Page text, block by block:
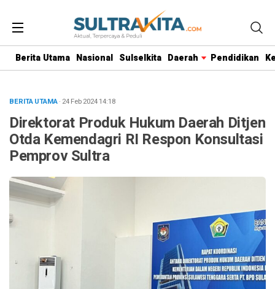
Berita Utama Nasional Sulselkita Daerah Pendidikan
BERITA UTAMA· 24 Feb 202414:18
Direktorat Produk Hukum Daerah Ditjen
Otda Kemendagri RI Respon Konsultasi
Pemprov Sultra